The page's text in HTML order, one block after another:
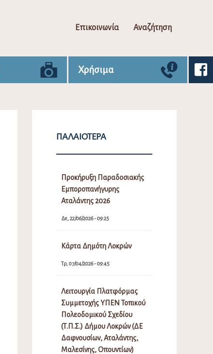
Επικοινωνία Αναζήτηση
Χρήσιμα
ΠΑΛΑΙΌΤΕΡΑ
Προκήρυξη Παραδοσιακής
Εμποροπανήγυρης
Αταλάντης 2026
Δε, 22/06/2026 - 09:25
Κάρτα Δημότη Λοκρών
Τρ, 07/04/2026 - 09:45
Λειτουργία Πλατφόρμας
Συμμετοχής ΥΠΕΝ Τοπικού
Πολεοδομικού Σχεδίου
(Τ.Π.Σ.) Δήμου Λοκρών (ΔΕ
Δαφνουσίων, Αταλάντης,
Μαλεσίνης, Οπουντίων)